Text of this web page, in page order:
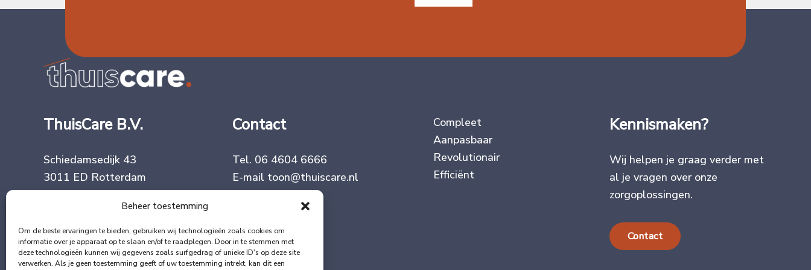
Beheer toestemming
Om de beste ervaringen te bieden, gebruiken wij technologieën zoals cookies om
informatie over je apparaat op te slaan en/of te raadplegen. Door in te stemmen met
deze technologieën kunnen wij gegevens zoals surfgedrag of unieke ID's op deze site
verwerken. Als je geen toestemming geeft of uw toestemming intrekt, kan dit een
m
ThuisCare B.V.
Schiedamsedijk 43
3011 ED Rotterdam
Algemene voorwaarden
Contact
Tel. 06 4604 6666
E-mail toon@thuiscare.nl
Compleet
Aanpasbaar
Revolutionair
Efficiënt
Kennismaken?
Wij helpen je graag verder met
al je vragen over onze
zorgoplossingen.
Contact